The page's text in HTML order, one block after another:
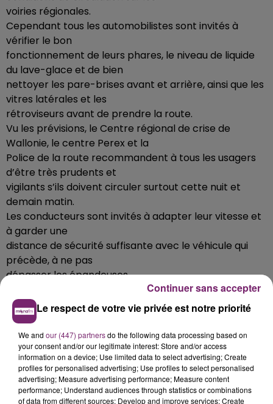
voiries régionales.
Cependant tous les automobilistes sont invités à
vérifier le bon
fonctionnement de leurs phares, le niveau de liquide
du lave-glace et de bien
nettoyer les pare-brises avant et arrière, ainsi que les
vitres latérales et les
rétroviseurs avant de prendre la route.
Vu les prévisions, le Centre régional de crise de
Wallonie, le centre Perex et la
Police de la route recommandent à tous les usagers
d’être très prudents et
vigilants s’ils doivent circuler surtout cette nuit et
demain matin.
Les conducteurs sont invités à adapter leur vitesse et
à garder une
distance de sécurité suffisante avec le véhicule qui
précède, à ne pas
dépasser les épandeuses
Le respect de votre vie privée est notre priorité
We and our (447) partnersdo the following data processing based on
your consent and/or our legitimate interest: Store and/or access
information on a device; Use limited data to select advertising; Create
profiles for personalised advertising; Use profiles to select personalised
advertising; Measure advertising performance; Measure content
performance; Understand audiences through statistics or combinations
of data from different sources; Develop and improve services; Create
Continuer sans accepter